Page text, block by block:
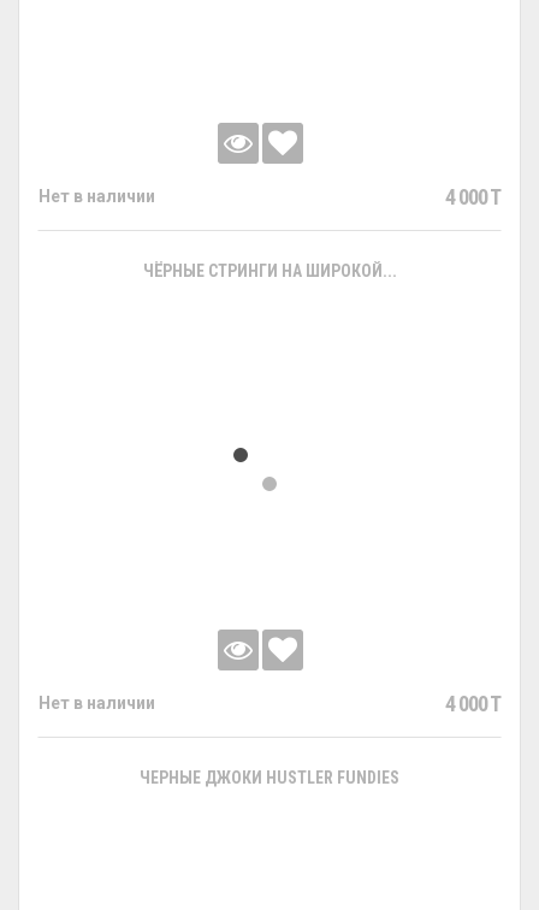
Нет в наличии 4 000 T
ЧЁРНЫЕ СТРИНГИ НА ШИРОКОЙ...
Нет в наличии 4 000 T
ЧЕРНЫЕ ДЖОКИ HUSTLER FUNDIES